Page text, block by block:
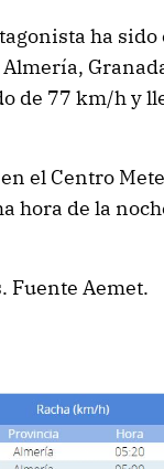
ha
de 77 km/h y
el Centro
hora de la
Fuente Aemet.